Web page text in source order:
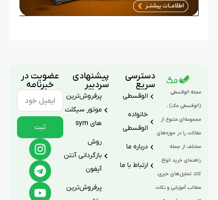
مجله الوقسطی
(الوقسطی مگ) ،
مجموعه‌ای متنوع از
مقالات را در حوزه‌های
مختلف از جمله
راهنمای خرید انواع
کالا، تحلیل‌های خبری،
مطالب آموزشی و نکات
دسترسی
سریع
الوقسطی
خانواده
الوقسطی
درباره ما
ارتباط با ما
پیشنهادی
سردبیر
پرفروش‌ترین
موتور سیکلت
های sym
روش
بازگردانی آنتن
آیفون
پرفروش‌ترین
عضویت در
خبرنامه
ثبت